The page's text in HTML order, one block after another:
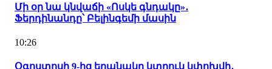
Մի օր նա կնվաճի «Ոսկե գնդակը»․
Ֆերդինանդը՝ Բելինգեմի մասին
10:26
Օգոստոսի 9-ից եղանակը կտրուկ կփոխվի․